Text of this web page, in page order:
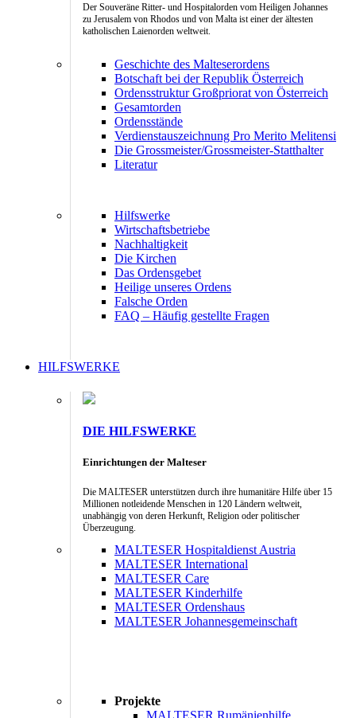
Der Souveräne Ritter- und Hospitalorden vom Heiligen Johannes
zu Jerusalem von Rhodos und von Malta ist einer der ältesten
katholischen Laienorden weltweit.
Geschichte des Malteserordens
Botschaft bei der Republik Österreich
Ordensstruktur Großpriorat von Österreich
Gesamtorden
Ordensstände
Verdienstauszeichnung Pro Merito Melitensi
Die Grossmeister/Grossmeister-Statthalter
Literatur
Hilfswerke
Wirtschaftsbetriebe
Nachhaltigkeit
Die Kirchen
Das Ordensgebet
Heilige unseres Ordens
Falsche Orden
FAQ – Häufig gestellte Fragen
HILFSWERKE
DIE HILFSWERKE
Einrichtungen der Malteser
Die MALTESER unterstützen durch ihre humanitäre Hilfe über 15
Millionen notleidende Menschen in 120 Ländern weltweit,
unabhängig von deren Herkunft, Religion oder politischer
Überzeugung.
MALTESER Hospitaldienst Austria
MALTESER International
MALTESER Care
MALTESER Kinderhilfe
MALTESER Ordenshaus
MALTESER Johannesgemeinschaft
Projekte
MALTESER Rumänienhilfe